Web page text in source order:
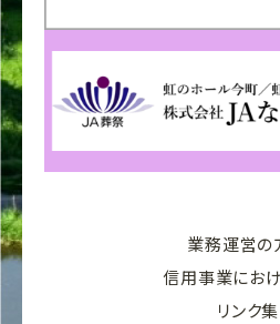
業務運営の
信用事業にお
リンク集